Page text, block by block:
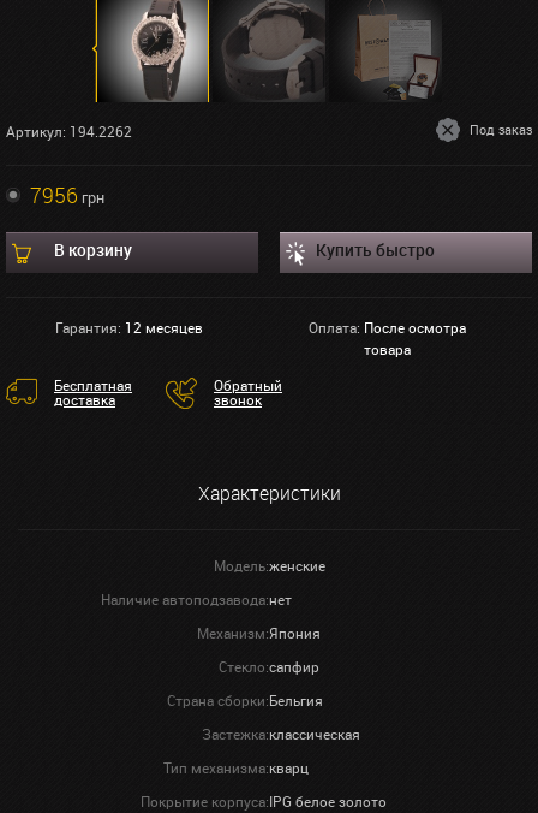
Артикул: 194.2262 Под заказ
7956 грн
В корзину Купить быстро
Гарантия: 12 месяцев Оплата: После осмотра
товара
Бесплатная
доставка
Обратный
звонок
Характеристики
Модель:женские
Наличие автоподзавода:нет
Механизм:Япония
Стекло:сапфир
Страна сборки:Бельгия
Застежка:классическая
Тип механизма:кварц
Покрытие корпуса:IPG белое золото